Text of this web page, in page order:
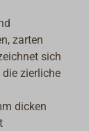
zarten
sich
zierliche
dicken